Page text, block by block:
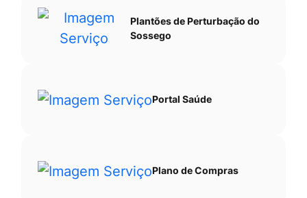
Plantões de Perturbação do
Sossego
Portal Saúde
Plano de Compras